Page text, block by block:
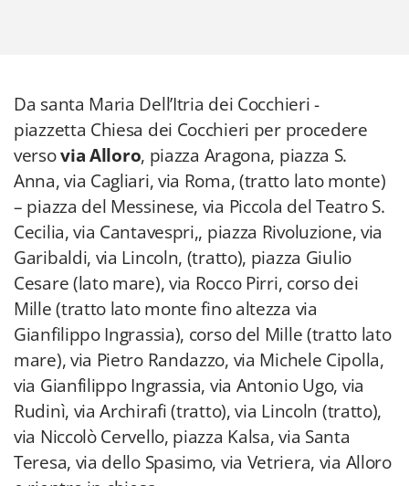
Da santa Maria Dell’Itria dei Cocchieri -
piazzetta Chiesa dei Cocchieri per procedere
versovia Alloro, piazza Aragona, piazza S.
Anna, via Cagliari, via Roma, (tratto lato monte)
– piazza del Messinese, via Piccola del Teatro S.
Cecilia, via Cantavespri,, piazza Rivoluzione, via
Garibaldi, via Lincoln, (tratto), piazza Giulio
Cesare (lato mare), via Rocco Pirri, corso dei
Mille (tratto lato monte fino altezza via
Gianfilippo Ingrassia), corso del Mille (tratto lato
mare), via Pietro Randazzo, via Michele Cipolla,
via Gianfilippo Ingrassia, via Antonio Ugo, via
Rudinì, via Archirafi (tratto), via Lincoln (tratto),
via Niccolò Cervello, piazza Kalsa, via Santa
Teresa, via dello Spasimo, via Vetriera, via Alloro